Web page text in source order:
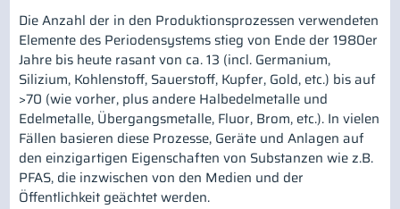
Die Anzahl der in den Produktionsprozessen verwendeten
Elemente des Periodensystems stieg von Ende der 1980er
Jahre bis heute rasant von ca. 13 (incl. Germanium,
Silizium, Kohlenstoff, Sauerstoff, Kupfer, Gold, etc.) bis auf
>70 (wie vorher, plus andere Halbedelmetalle und
Edelmetalle, Übergangsmetalle, Fluor, Brom, etc.). In vielen
Fällen basieren diese Prozesse, Geräte und Anlagen auf
den einzigartigen Eigenschaften von Substanzen wie z.B.
PFAS, die inzwischen von den Medien und der
Öffentlichkeit geächtet werden.